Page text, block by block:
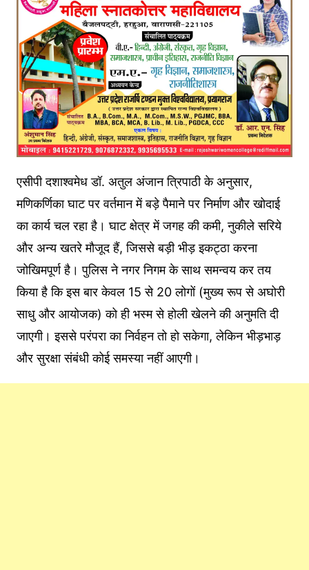
एसीपी दशाश्वमेध डॉ. अतुल अंजान त्रिपाठी के अनुसार,
मणिकर्णिका घाट पर वर्तमान में बड़े पैमाने पर निर्माण और खोदाई
का कार्य चल रहा है। घाट क्षेत्र में जगह की कमी, नुकीले सरिये
और अन्य खतरे मौजूद हैं, जिससे बड़ी भीड़ इकट्ठा करना
जोखिमपूर्ण है। पुलिस ने नगर निगम के साथ समन्वय कर तय
किया है कि इस बार केवल 15 से 20 लोगों (मुख्य रूप से अघोरी
साधु और आयोजक) को ही भस्म से होली खेलने की अनुमति दी
जाएगी। इससे परंपरा का निर्वहन तो हो सकेगा, लेकिन भीड़भाड़
और सुरक्षा संबंधी कोई समस्या नहीं आएगी।